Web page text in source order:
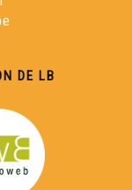
DE LB